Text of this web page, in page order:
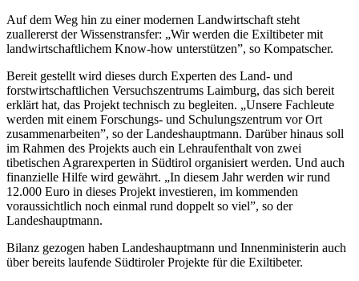
Auf dem Weg hin zu einer modernen Landwirtschaft steht
zuallererst der Wissenstransfer: „Wir werden die Exiltibeter mit
landwirtschaftlichem Know-how unterstützen”, so Kompatscher.
Bereit gestellt wird dieses durch Experten des Land- und
forstwirtschaftlichen Versuchszentrums Laimburg, das sich bereit
erklärt hat, das Projekt technisch zu begleiten. „Unsere Fachleute
werden mit einem Forschungs- und Schulungszentrum vor Ort
zusammenarbeiten”, so der Landeshauptmann. Darüber hinaus soll
im Rahmen des Projekts auch ein Lehraufenthalt von zwei
tibetischen Agrarexperten in Südtirol organisiert werden. Und auch
finanzielle Hilfe wird gewährt. „In diesem Jahr werden wir rund
12.000 Euro in dieses Projekt investieren, im kommenden
voraussichtlich noch einmal rund doppelt so viel”, so der
Landeshauptmann.
Bilanz gezogen haben Landeshauptmann und Innenministerin auch
über bereits laufende Südtiroler Projekte für die Exiltibeter.